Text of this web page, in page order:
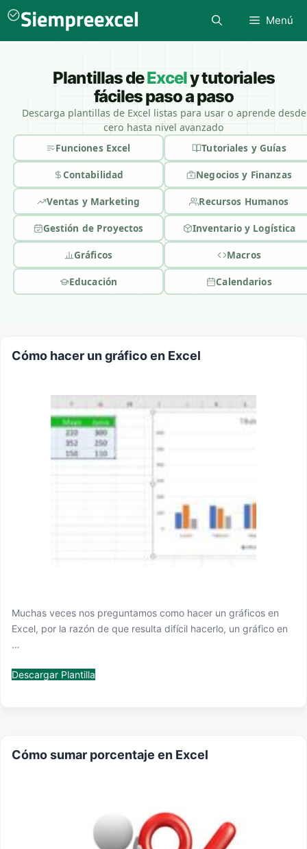
Saltar
contenido
Menú
Plantillas deExcely tutoriales
fáciles paso a paso
Descarga plantillas de Excel listas para usar o aprende desde
cero hasta nivel avanzado
Funciones Excel
Tutoriales y Guías
Contabilidad Negocios y Finanzas
Ventas y Marketing Recursos Humanos
Gestión de Proyectos Inventario y Logística
Gráficos Macros
Educación Calendarios
Cómo hacer un gráfico en Excel
Muchas veces nos preguntamos como hacer un gráficos en
Excel, por la razón de que resulta difícil hacerlo, un gráfico en
…
Descargar Plantilla
Cómo sumar porcentaje en Excel